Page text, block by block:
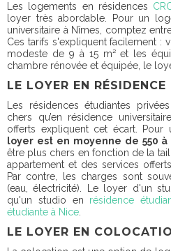
Les logements en résidences
loyer très abordable. Pour un
universitaire à Nîmes, comptez
Ces tarifs s'expliquent facilement :
modeste de 9 à 15 m² et les
chambre rénovée et équipée, le
LE LOYER EN
Les résidences étudiantes
chers qu’en résidence
offerts expliquent cet écart.
loyer est en moyenne de 550 à
être plus chers en fonction de la
appartement et des services
Par contre, les charges sont
(eau, électricité). Le loyer d'un
qu'un studio en résidence
étudiante à Nice.
LE LOYER EN